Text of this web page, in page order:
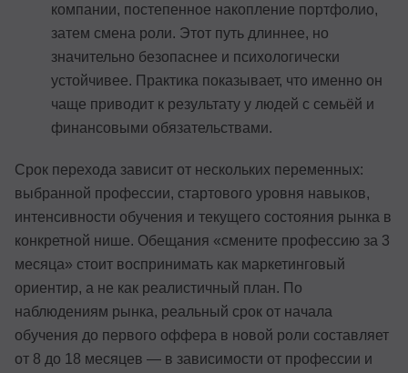
компании, постепенное накопление портфолио,
затем смена роли. Этот путь длиннее, но
значительно безопаснее и психологически
устойчивее. Практика показывает, что именно он
чаще приводит к результату у людей с семьёй и
финансовыми обязательствами.
Срок перехода зависит от нескольких переменных:
выбранной профессии, стартового уровня навыков,
интенсивности обучения и текущего состояния рынка в
конкретной нише. Обещания «смените профессию за 3
месяца» стоит воспринимать как маркетинговый
ориентир, а не как реалистичный план. По
наблюдениям рынка, реальный срок от начала
обучения до первого оффера в новой роли составляет
от 8 до 18 месяцев — в зависимости от профессии и